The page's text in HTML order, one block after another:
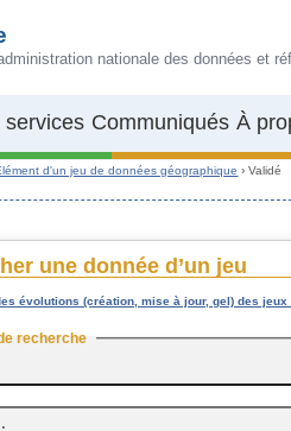
nationale des données et
services Communiqués À
d'un jeu de données géographique ›Validé
une donnée d’un jeu
évolutions (création, mise à jour, gel) des
recherche